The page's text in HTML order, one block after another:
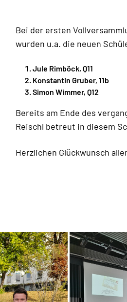
Bei der ersten
wurden u.a. die neuen
Jule Rimböck, Q11
Konstantin Gruber, 11b
Simon Wimmer, Q12
Bereits am Ende des
Reischl betreut in diesem
Herzlichen Glückwunsch